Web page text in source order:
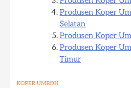
Produsen Koper
Selatan
Produsen Koper
Produsen Koper
Timur
KOPER UMROH